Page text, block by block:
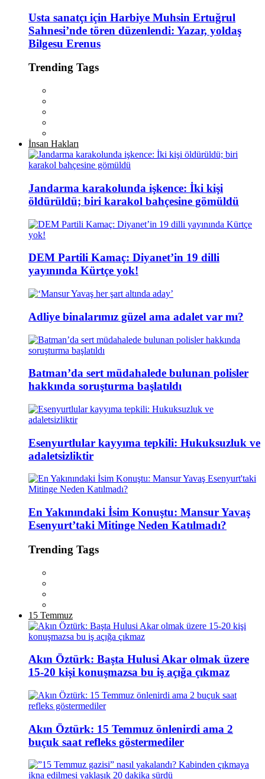
Usta sanatçı için Harbiye Muhsin Ertuğrul
Sahnesi’nde tören düzenlendi: Yazar, yoldaş
Bilgesu Erenus
Trending Tags
İnsan Hakları
Jandarma karakolunda işkence: İki kişi
öldürüldü; biri karakol bahçesine gömüldü
DEM Partili Kamaç: Diyanet’in 19 dilli
yayınında Kürtçe yok!
Adliye binalarımız güzel ama adalet var mı?
Batman’da sert müdahalede bulunan polisler
hakkında soruşturma başlatıldı
Esenyurtlular kayyıma tepkili: Hukuksuzluk ve
adaletsizliktir
En Yakınındaki İsim Konuştu: Mansur Yavaş
Esenyurt’taki Mitinge Neden Katılmadı?
Trending Tags
15 Temmuz
Akın Öztürk: Başta Hulusi Akar olmak üzere
15-20 kişi konuşmazsa bu iş açığa çıkmaz
Akın Öztürk: 15 Temmuz önlenirdi ama 2
buçuk saat refleks göstermediler